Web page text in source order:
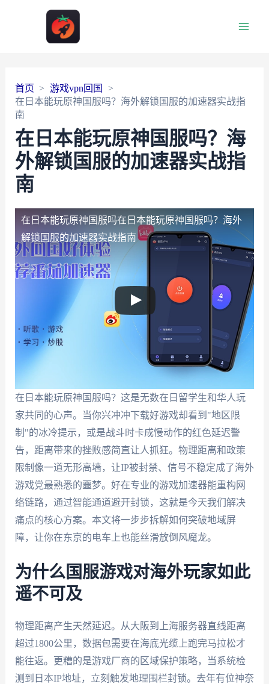
首页
游戏vpn回国
在日本能玩原神国服吗？海外解锁国服的加速器实战指
南
在日本能玩原神国服吗？海
外解锁国服的加速器实战指
南
在日本能玩原神国服吗在日本能玩原神国服吗？海外
解锁国服的加速器实战指南
在日本能玩原神国服吗？这是无数在日留学生和华人玩
家共同的心声。当你兴冲冲下载好游戏却看到"地区限
制"的冰冷提示，或是战斗时卡成慢动作的红色延迟警
告，距离带来的挫败感简直让人抓狂。物理距离和政策
限制像一道无形高墙，让IP被封禁、信号不稳定成了海外
游戏党最熟悉的噩梦。好在专业的游戏加速器能重构网
络链路，通过智能通道避开封锁，这就是今天我们解决
痛点的核心方案。本文将一步步拆解如何突破地域屏
障，让你在东京的电车上也能丝滑放倒风魔龙。
为什么国服游戏对海外玩家如此
遥不可及
物理距离产生天然延迟。从大阪到上海服务器直线距离
超过1800公里，数据包需要在海底光缆上跑完马拉松才
能往返。更糟的是游戏厂商的区域保护策略，当系统检
测到日本IP地址，立刻触发地理围栏封锁。去年有位神奈